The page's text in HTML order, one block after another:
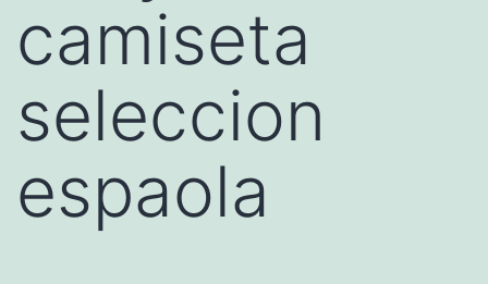
camiseta
seleccion
espaola